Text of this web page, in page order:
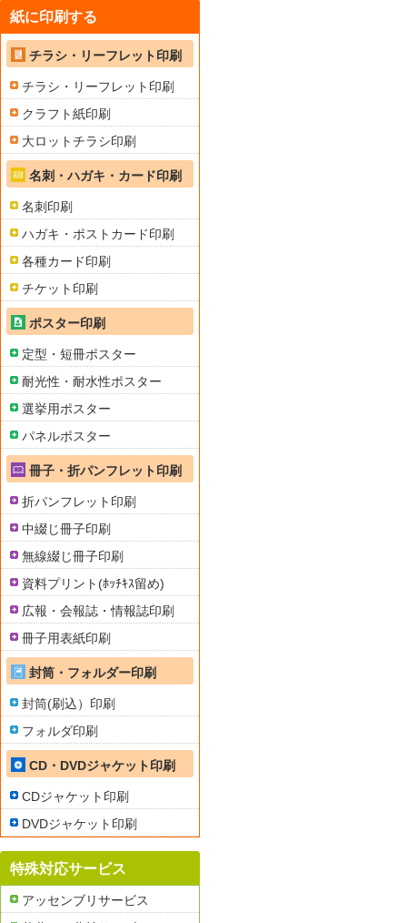
紙に印刷する
チラシ・リーフレット印刷
チラシ・リーフレット印刷
クラフト紙印刷
大ロットチラシ印刷
名刺・ハガキ・カード印刷
名刺印刷
ハガキ・ポストカード印刷
各種カード印刷
チケット印刷
ポスター印刷
定型・短冊ポスター
耐光性・耐水性ポスター
選挙用ポスター
パネルポスター
冊子・折パンフレット印刷
折パンフレット印刷
中綴じ冊子印刷
無線綴じ冊子印刷
資料プリント(ﾎｯﾁｷｽ留め)
広報・会報誌・情報誌印刷
冊子用表紙印刷
封筒・フォルダー印刷
封筒(刷込）印刷
フォルダ印刷
CD・DVDジャケット印刷
CDジャケット印刷
DVDジャケット印刷
特殊対応サービス
アッセンブリサービス